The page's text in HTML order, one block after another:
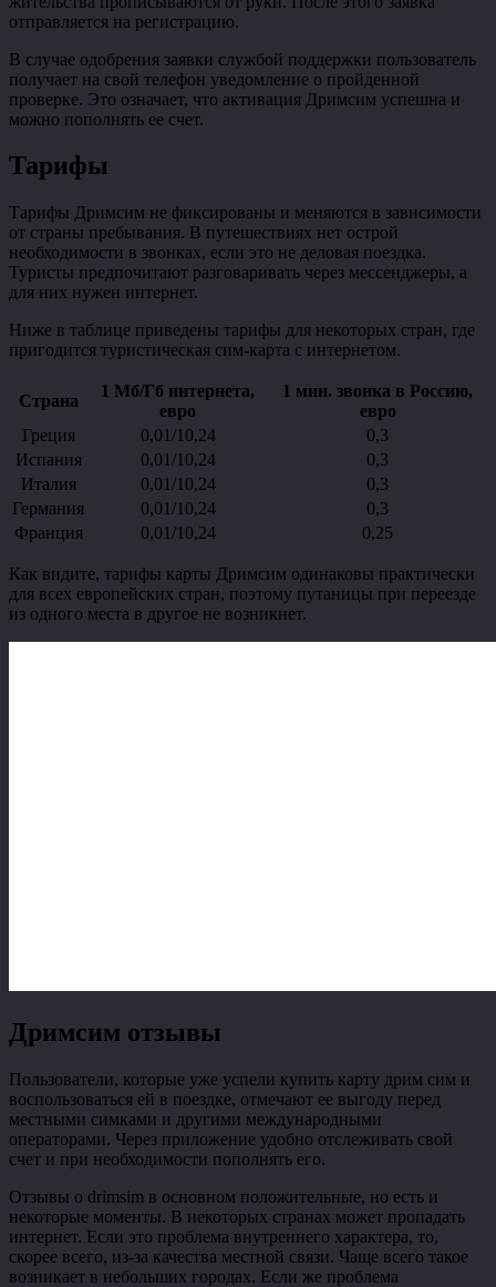
отправляется на регистрацию.
В случае одобрения заявки службой поддержки пользователь
получает на свой телефон уведомление о пройденной
проверке. Это означает, что активация Дримсим успешна и
можно пополнять ее счет.
Тарифы
Тарифы Дримсим не фиксированы и меняются в зависимости
от страны пребывания. В путешествиях нет острой
необходимости в звонках, если это не деловая поездка.
Туристы предпочитают разговаривать через мессенджеры, а
для них нужен интернет.
Ниже в таблице приведены тарифы для некоторых стран, где
пригодится туристическая сим-карта с интернетом.
Страна
1 Мб/Гб интернета,
евро
1 мин. звонка в Россию,
евро
Греция
0,01/10,24
0,3
Испания
0,01/10,24
0,3
Италия
0,01/10,24
0,3
Германия
0,01/10,24
0,3
Франция
0,01/10,24 0,25
Как видите, тарифы карты Дримсим одинаковы практически
для всех европейских стран, поэтому путаницы при переезде
из одного места в другое не возникнет.
Дримсим отзывы
Пользователи, которые уже успели купить карту дрим сим и
воспользоваться ей в поездке, отмечают ее выгоду перед
местными симками и другими международными
операторами. Через приложение удобно отслеживать свой
счет и при необходимости пополнять его.
Отзывы о drimsim в основном положительные, но есть и
некоторые моменты. В некоторых странах может пропадать
интернет. Если это проблема внутреннего характера, то,
скорее всего, из-за качества местной связи. Чаще всего такое
возникает в небольших городах. Если же проблема